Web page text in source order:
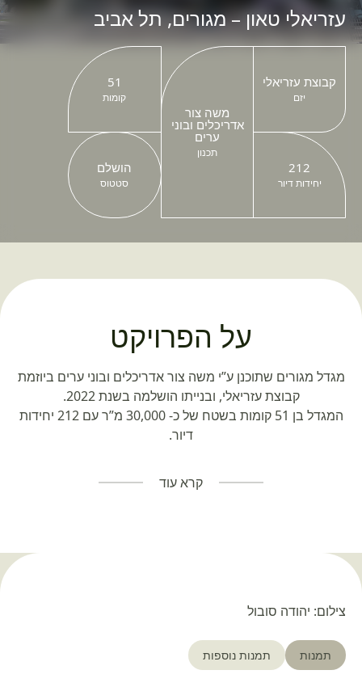
עזריאלי טאון – מגורים, תל אביב
קבוצת עזריאלי
יזם
משה צור
אדריכלים ובוני
ערים
תכנון
51
קומות
212
יחידות דיור
הושלם
סטטוס
על הפרויקט
מגדל מגורים שתוכנן ע”י משה צור אדריכלים ובוני ערים ביוזמת
קבוצת עזריאלי, ובנייתו הושלמה בשנת 2022.
המגדל בן 51 קומות בשטח של כ- 30,000 מ”ר עם 212 יחידות
דיור.
קרא עוד
צילום: יהודה סובול
תמנות תמנות נוספות